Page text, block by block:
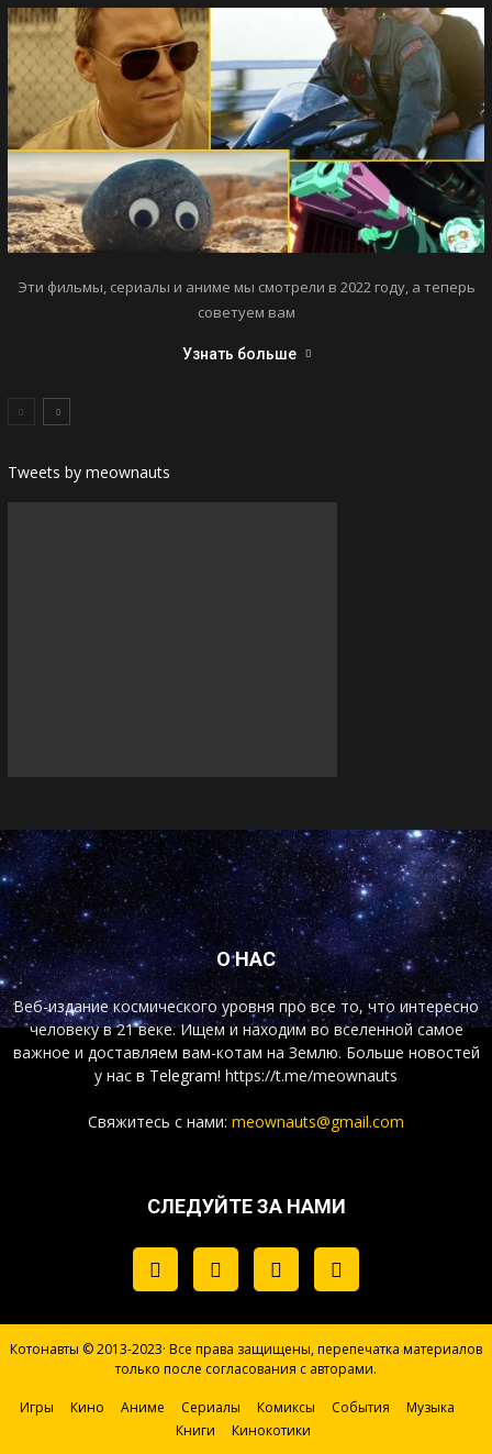
Эти фильмы, сериалы и аниме мы смотрели в 2022 году, а теперь
советуем вам
Узнать больше
Tweets by meownauts
О НАС
Веб-издание космического уровня про все то, что интересно
человеку в 21 веке. Ищем и находим во вселенной самое
важное и доставляем вам-котам на Землю. Больше новостей
у нас в Telegram! https://t.me/meownauts
Свяжитесь с нами: meownauts@gmail.com
СЛЕДУЙТЕ ЗА НАМИ
Котонавты © 2013-2023· Все права защищены, перепечатка материалов
только после согласования с авторами.
Игры Кино Аниме Сериалы Комиксы События
Музыка
Книги
Кинокотики